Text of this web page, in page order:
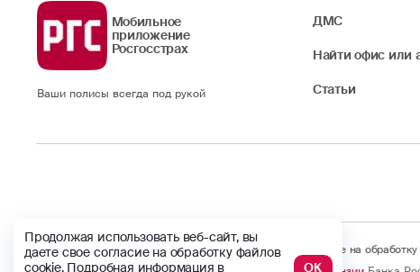
Мобильное
приложение
Росгосстрах
Ваши полисы всегда под рукой
ДМС
Найти офис или
Статьи
Продолжая использовать веб-сайт, вы даете свое согласие на
Продолжая использовать веб-сайт, вы
даете свое согласие на обработку файлов
cookie. Подробная информация в
ОК